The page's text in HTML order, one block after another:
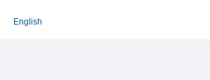
English